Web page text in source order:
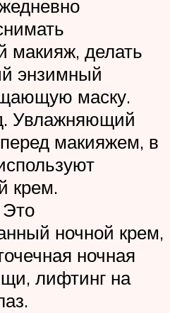
макияж, делать
энзимный
маску.
Увлажняющий
макияжем, в
крем.
ночной крем,
ночная
лифтинг на